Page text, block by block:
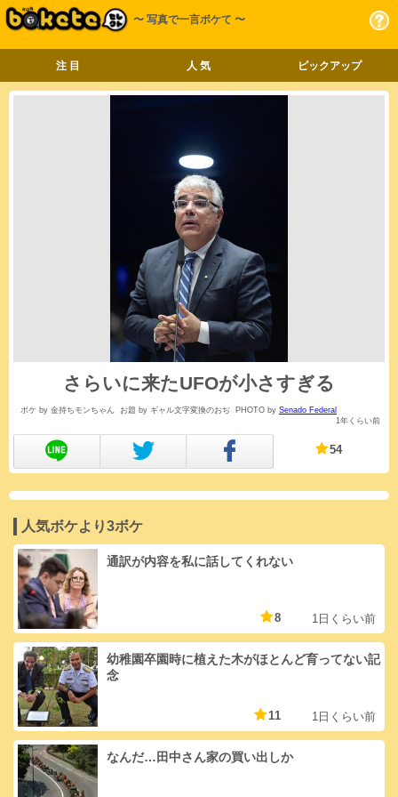
〜 写真で一言ボケて 〜
注 目 人 気 ピックアップ
さらいに来たUFOが小さすぎる
ボケ by 金持ちモンちゃん お題 by ギャル文字変換のおぢ PHOTO by Senado Federal
1年くらい前
54
人気ボケより3ボケ
通訳が内容を私に話してくれない
8 1日くらい前
幼稚園卒園時に植えた木がほとんど育ってない記
念
11 1日くらい前
なんだ…田中さん家の買い出しか